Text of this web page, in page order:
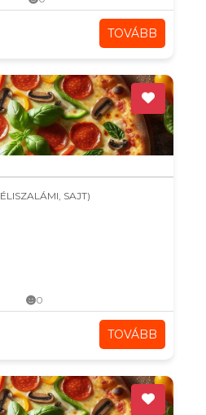
TOVÁBB
SAJT)
0
TOVÁBB